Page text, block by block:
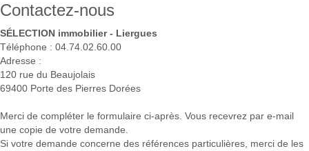
Contactez-nous
SÉLECTION immobilier - Liergues
Téléphone : 04.74.02.60.00
Adresse :
120 rue du Beaujolais
69400 Porte des Pierres Dorées
Merci de compléter le formulaire ci-après. Vous recevrez par e-mail
une copie de votre demande.
Si votre demande concerne des références particulières, merci de les